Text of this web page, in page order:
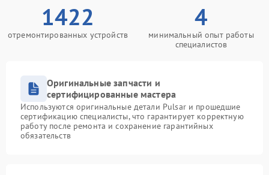
1422
отремонтированных устройств
4
минимальный опыт работы
специалистов
Оригинальные запчасти и
сертифицированные мастера
Используются оригинальные детали Pulsar и прошедшие
сертификацию специалисты, что гарантирует корректную
работу после ремонта и сохранение гарантийных
обязательств